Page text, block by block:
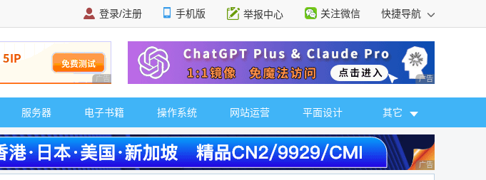
登录/注册 手机版 举报中心 关注微信 快捷导航
广告 商业广告，理性选择 广告 商业广告，理
服务器 电子书籍 操作系统 网站运营 平面设计 其它
广告 商业广告，理